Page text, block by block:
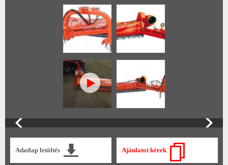
Adatlap letöltés Ajánlatot kérek